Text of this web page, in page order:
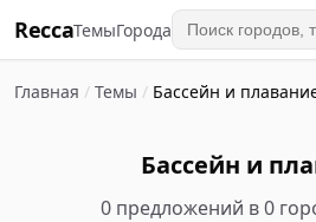
ReccaТемыГорода
Главная / Темы / Бассейн и
Бассейн и
0 предложений в 0